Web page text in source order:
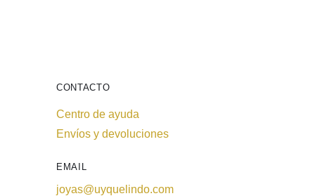
CONTACTO
Centro de ayuda
Envíos y devoluciones
EMAIL
joyas@uyquelindo.com